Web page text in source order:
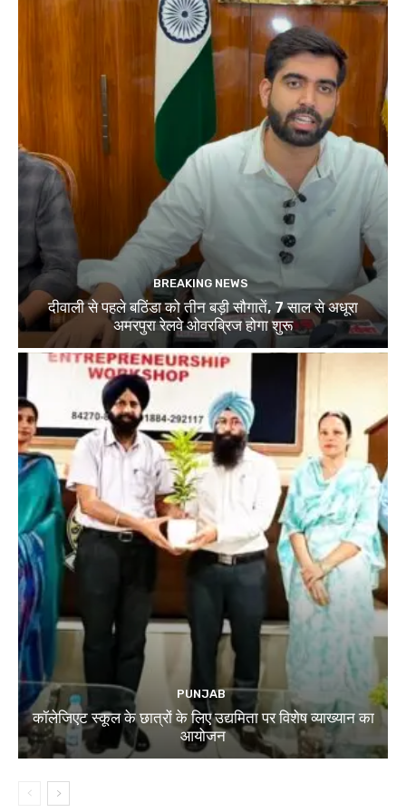
BREAKING NEWS
दीवाली से पहले बठिंडा को तीन बड़ी सौगातें, 7 साल से अधूरा
अमरपुरा रेलवे ओवरब्रिज होगा शुरू
PUNJAB
कॉलेजिएट स्कूल के छात्रों के लिए उद्यमिता पर विशेष व्याख्यान का
आयोजन